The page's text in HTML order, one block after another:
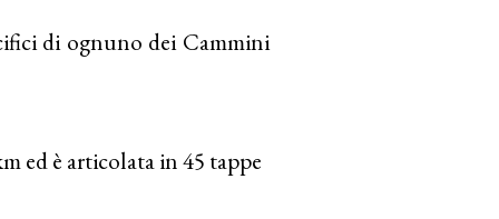
di ognuno dei Cammini
ed è articolata in 45 tappe